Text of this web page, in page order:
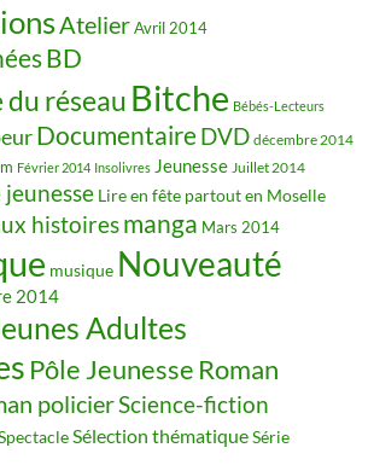
AtelierAvril 2014
BD
réseau Bitche Bébés-Lecteurs
DocumentaireDVD décembre 2014
Février 2014 Insolivres Jeunesse Juillet 2014
Lire en fête partout en Moselle
histoiresmanga Mars 2014
musique Nouveauté
2014
Adultes
Pôle Jeunesse Roman
policierScience-fiction
Sélection thématiqueSérie